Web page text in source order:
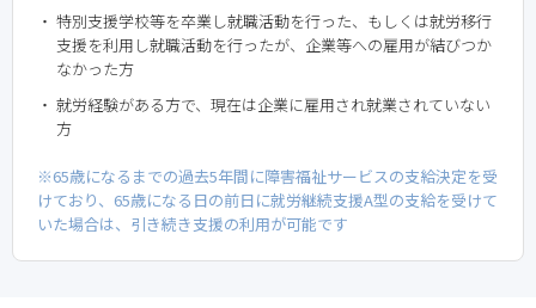
特別支援学校等を卒業し就職活動を行った、もしくは就労移行
支援を利用し就職活動を行ったが、企業等への雇用が結びつか
なかった方
就労経験がある方で、現在は企業に雇用され就業されていない
方
※65歳になるまでの過去5年間に障害福祉サービスの支給決定を受
けており、65歳になる日の前日に就労継続支援A型の支給を受けて
いた場合は、引き続き支援の利用が可能です